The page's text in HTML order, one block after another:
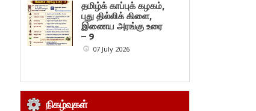
தமிழ்க் காப்புக் கழகம்,
புது தில்லிக் கிளை,
இணைய அரங்கு உரை
– 9
07 July 2026
நிகழ்வுகள்